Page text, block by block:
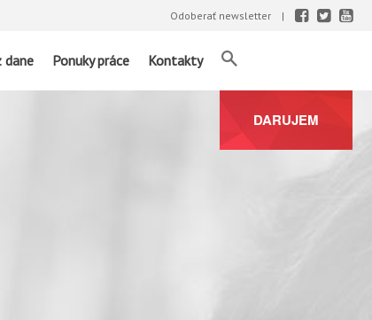
Odoberať newsletter
dane Ponuky práce Kontakty
DARUJEM